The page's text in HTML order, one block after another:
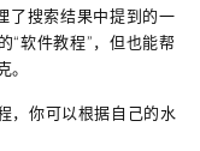
了搜索结果中提到的一
“软件教程”，但也能帮
。
，你可以根据自己的水